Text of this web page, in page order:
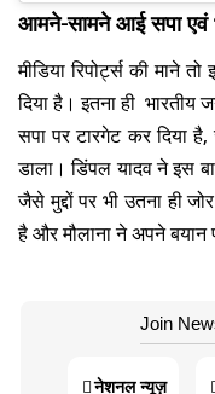
आमने-सामने आई सपा एवं
मीडिया रिपोर्ट्स की माने
दिया है। इतना ही भारतीय
सपा पर टारगेट कर दिया
डाला। डिंपल यादव ने इस
जैसे मुद्दों पर भी उतना ही
है और मौलाना ने अपने बयान
Join
नेशनल न्यूज़